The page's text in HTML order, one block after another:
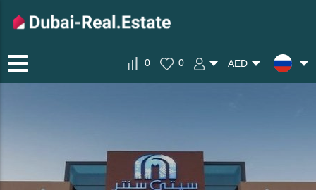
0 0 AED